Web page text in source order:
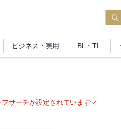
ビジネス ・実用 BL・TL
フサーチが設定されています